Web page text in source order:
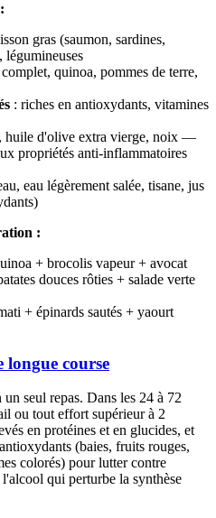
gras (saumon, sardines,
quinoa, pommes de terre,
: riches en antioxydants, vitamines
huile d'olive extra vierge, noix —
propriétés anti-inflammatoires
eau légèrement salée, tisane, jus
:
+ brocolis vapeur + avocat
douces rôties + salade verte
+ épinards sautés + yaourt
longue course
seul repas. Dans les 24 à 72
ou tout effort supérieur à 2
en protéines et en glucides, et
(baies, fruits rouges,
colorés) pour lutter contre
qui perturbe la synthèse